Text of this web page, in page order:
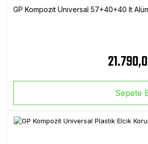
GP Kompozit Universal 57+40+40 lt
Sepete